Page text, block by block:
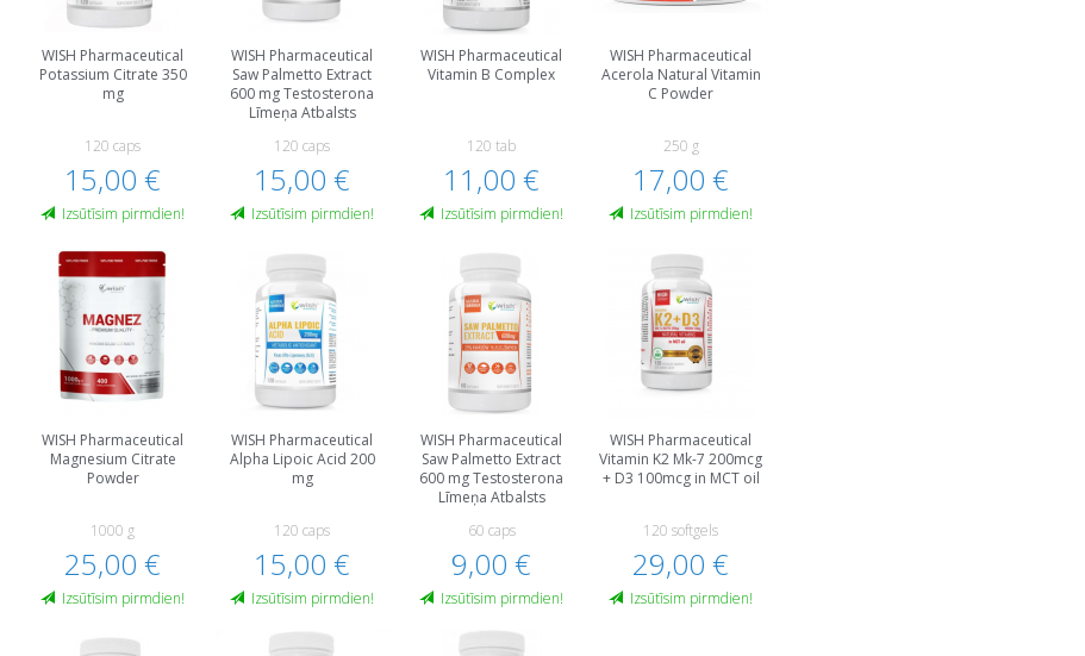
WISH Pharmaceutical
Potassium Citrate 350
mg
120 caps
15,00 €
Izsūtīsim pirmdien!
WISH Pharmaceutical
Saw Palmetto Extract
600 mg Testosterona
Līmeņa Atbalsts
120 caps
15,00 €
Izsūtīsim pirmdien!
WISH Pharmaceutical
Vitamin B Complex
120 tab
11,00 €
Izsūtīsim pirmdien!
WISH Pharmaceutical
Acerola Natural Vitamin
C Powder
250 g
17,00 €
Izsūtīsim pirmdien!
WISH Pharmaceutical
Magnesium Citrate
Powder
1000 g
25,00 €
Izsūtīsim pirmdien!
WISH Pharmaceutical
Alpha Lipoic Acid 200
mg
120 caps
15,00 €
Izsūtīsim pirmdien!
WISH Pharmaceutical
Saw Palmetto Extract
600 mg Testosterona
Līmeņa Atbalsts
60 caps
9,00 €
Izsūtīsim pirmdien!
WISH Pharmaceutical
Vitamin K2 Mk-7 200mcg
+ D3 100mcg in MCT oil
120 softgels
29,00 €
Izsūtīsim pirmdien!